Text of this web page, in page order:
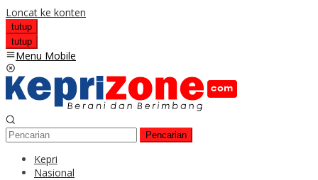
Loncat ke konten
tutup
tutup
Menu Mobile
Pencarian
Kepri
Nasional